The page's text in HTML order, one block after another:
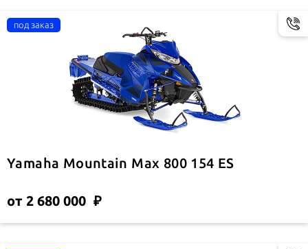
Yamaha Mountain Max 800 154 ES
от 2 680 000